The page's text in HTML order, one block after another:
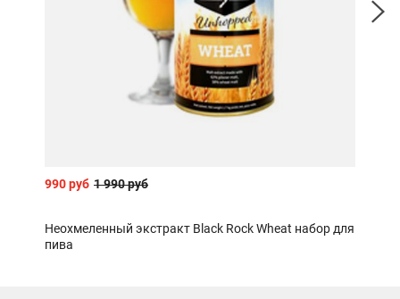
990 руб 1 990 руб
Неохмеленный экстракт Black Rock Wheat набор для
пива